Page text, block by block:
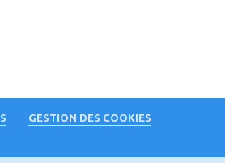
GESTION DES COOKIES